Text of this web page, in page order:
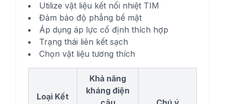
Utilize vật liệu kết nối nhiệt TIM
Đảm bảo độ phẳng bề mặt
Áp dụng áp lực cố định thích hợp
Trạng thái liên kết sạch
Chọn vật liệu tương thích
Loại Kết
Khả năng
kháng điện